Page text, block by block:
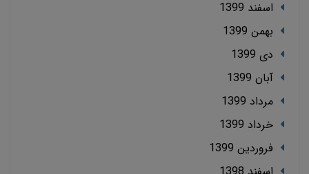
اسفند 1399
بهمن 1399
دی 1399
آبان 1399
مرداد 1399
خرداد 1399
فروردین 1399